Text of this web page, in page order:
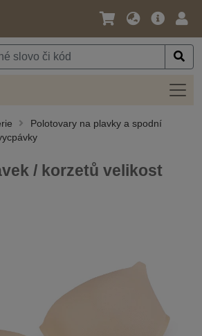
Jazyk
Měna
Hlavní
Polotovary na plavky a spodní
/ korzetů velikost